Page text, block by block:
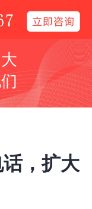
，扩大